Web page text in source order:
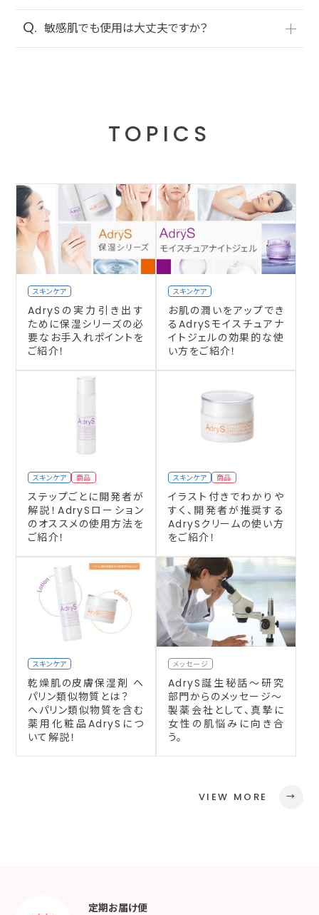
敏感肌でも使用は大丈夫ですか？
TOPICS
スキンケア
AdrySの実力引き出す
ために保湿シリーズの必
要なお手入れポイントを
ご紹介！
スキンケア
お肌の潤いをアップでき
るAdrySモイスチュアナ
イトジェルの効果的な使
い方をご紹介！
スキンケア 商品
ステップごとに開発者が
解説！AdrySローション
のオススメの使用方法を
ご紹介！
スキンケア 商品
イラスト付きでわかりや
すく、開発者が推奨する
AdrySクリームの使い方
をご紹介！
スキンケア
乾燥肌の皮膚保湿剤 ヘ
パリン類似物質とは？
ヘパリン類似物質を含む
薬用化粧品AdrySにつ
いて解説！
メッセージ
AdryS誕生秘話～研究
部門からのメッセージ～
製薬会社として、真摯に
女性の肌悩みに向き合
う。
VIEW MORE
定期お届け便